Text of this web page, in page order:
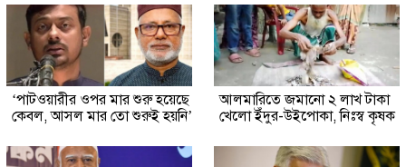
‘পাটওয়ারীর ওপর মার শুরু হয়েছে
কেবল, আসল মার তো শুরুই হয়নি’
আলমারিতে জমানো ২ লাখ টাকা
খেলো ইঁদুর-উইপোকা, নিঃস্ব কৃষক